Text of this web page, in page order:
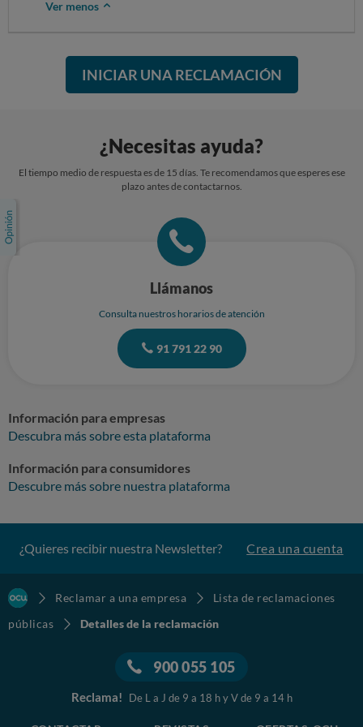
Ver menos
INICIAR UNA RECLAMACIÓN
¿Necesitas ayuda?
El tiempo medio de respuesta es de 15 días. Te recomendamos que esperes ese
plazo antes de contactarnos.
Llámanos
Consulta nuestros horarios de atención
91 791 22 90
Información para empresas
Descubra más sobre esta plataforma
Información para consumidores
Descubre más sobre nuestra plataforma
¿Quieres recibir nuestra Newsletter? Crea una cuenta
Reclamar a una empresa
Lista de reclamaciones
públicas
Detalles de la reclamación
900 055 105
Reclama! De L a J de 9 a 18 h y V de 9 a 14 h